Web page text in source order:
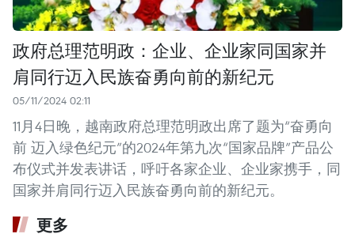
政府总理范明政：企业、企业家同国家并
肩同行迈入民族奋勇向前的新纪元
05/11/2024 02:11
11月4日晚，越南政府总理范明政出席了题为“奋勇向
前 迈入绿色纪元”的2024年第九次“国家品牌”产品公
布仪式并发表讲话，呼吁各家企业、企业家携手，同
国家并肩同行迈入民族奋勇向前的新纪元。
更多